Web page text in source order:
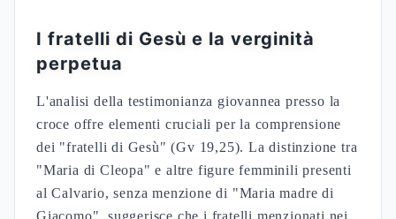
vergine sarà incinta" (Mt 1,23). Questa differenza
lessicale riflette l'interpretazione messianica del
versetto nella comunità alessandrina, che
influenzerà profondamente la cristologia primitiva.
TermineEbraico LXX Significato
almah עלמה παρθένος
giovane